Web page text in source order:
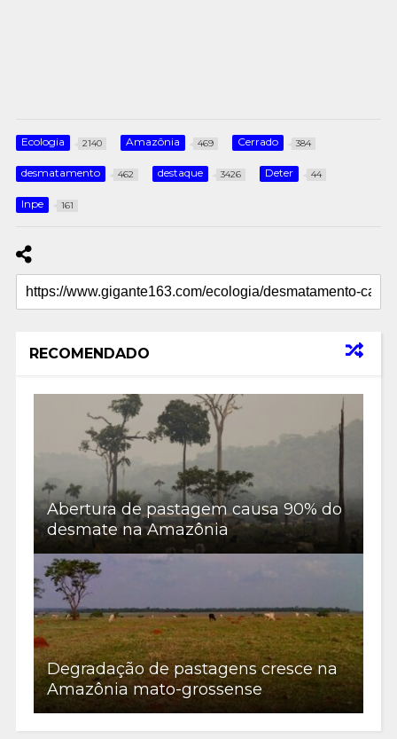
Ecologia 2140 Amazônia 469 Cerrado 384
desmatamento 462 destaque 3426 Deter 44
Inpe 161
RECOMENDADO
Abertura de pastagem causa 90% do
desmate na Amazônia
Degradação de pastagens cresce na
Amazônia mato-grossense